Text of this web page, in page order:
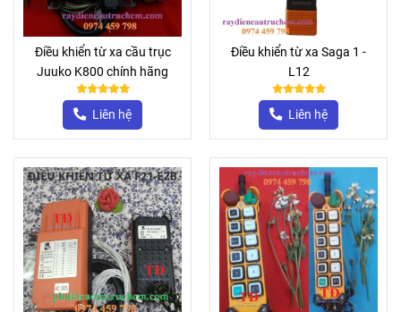
Điều khiển từ xa cầu trục
Juuko K800 chính hãng
Liên hệ
Điều khiển từ xa Saga 1 -
L12
Liên hệ